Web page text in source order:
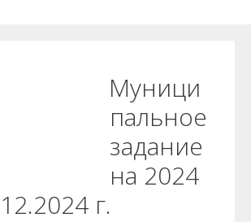
Муници
пальное
задание
на 2024
г.